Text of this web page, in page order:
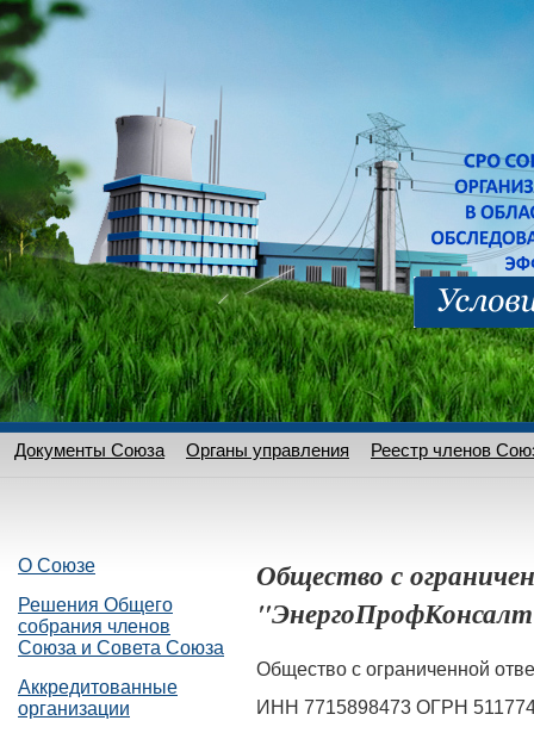
Документы Союза Органы управления Реестр членов
О Союзе
Решения Общего
собрания членов
Союза и Совета Союза
Аккредитованные
организации
Общество с
Общество с ограниченной
ИНН 7715898473 ОГРН